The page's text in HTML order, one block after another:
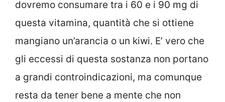
dovremo consumare tra i 60 e i 90 mg di
questa vitamina, quantità che si ottiene
mangiano un’arancia o un kiwi. E’ vero che
gli eccessi di questa sostanza non portano
a grandi controindicazioni, ma comunque
resta da tener bene a mente che non